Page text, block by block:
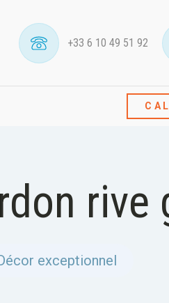
+33 6 10 49 51 92
rive
exceptionnel